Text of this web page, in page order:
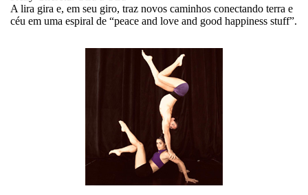
A lira gira e, em seu giro, traz novos caminhos conectando terra e
céu em uma espiral de “peace and love and good happiness stuff”.